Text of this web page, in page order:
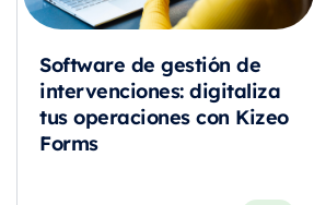
Software de gestión de
intervenciones: digitaliza
tus operaciones con Kizeo
Forms